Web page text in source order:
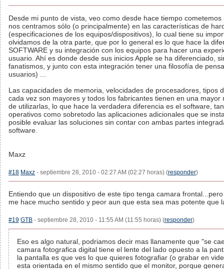
Desde mi punto de vista, veo como desde hace tiempo
nos centramos sólo (o principalmente) en las características de
(especificaciones de los equipos/dispositivos), lo cual tiene su
olvidamos de la otra parte, que por lo general es lo que hace la
SOFTWARE y su integración con los equipos para hacer una
usuario. Ahí es donde desde sus inicios Apple se ha diferenciado,
fanatismos, y junto con esta integración tener una filosofía de
usuarios) ...
Las capacidades de memoria, velocidades de procesadores, tipos
cada vez son mayores y todos los fabricantes tienen en una mayor
de utilizarlas, lo que hace la verdadera diferencia es el software,
operativos como sobretodo las aplicaciones adicionales que se
posible evaluar las soluciones sin contar con ambas partes
software.
Maxz
#18 Maxz - septiembre 28, 2010 - 02:27 AM (02:27 horas) (responder)
Entiendo que un dispositivo de este tipo tenga camara
me hace mucho sentido y peor aun que esta sea mas potente que
#19 GTB - septiembre 28, 2010 - 11:55 AM (11:55 horas) (responder)
Eso es algo natural, podriamos decir mas llanamente que "se
camara fotografica digital tiene el lente del lado opuesto a la
la pantalla es que ves lo que quieres fotografiar (o grabar en
esta orientada en el mismo sentido que el monitor, porque